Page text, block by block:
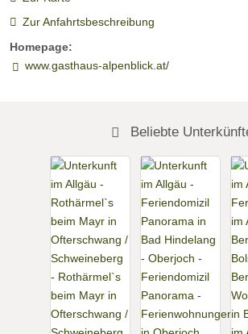
Zur Anfahrtsbeschreibung
Homepage:
www.gasthaus-alpenblick.at/
Beliebte